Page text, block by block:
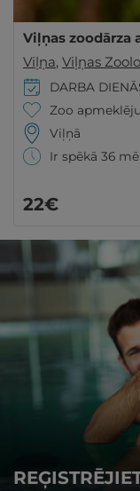
Viļņas zoodārza
Viļņa, Viļņas
DARBA
Zoo
Viļņā
Ir spēkā 36
22€